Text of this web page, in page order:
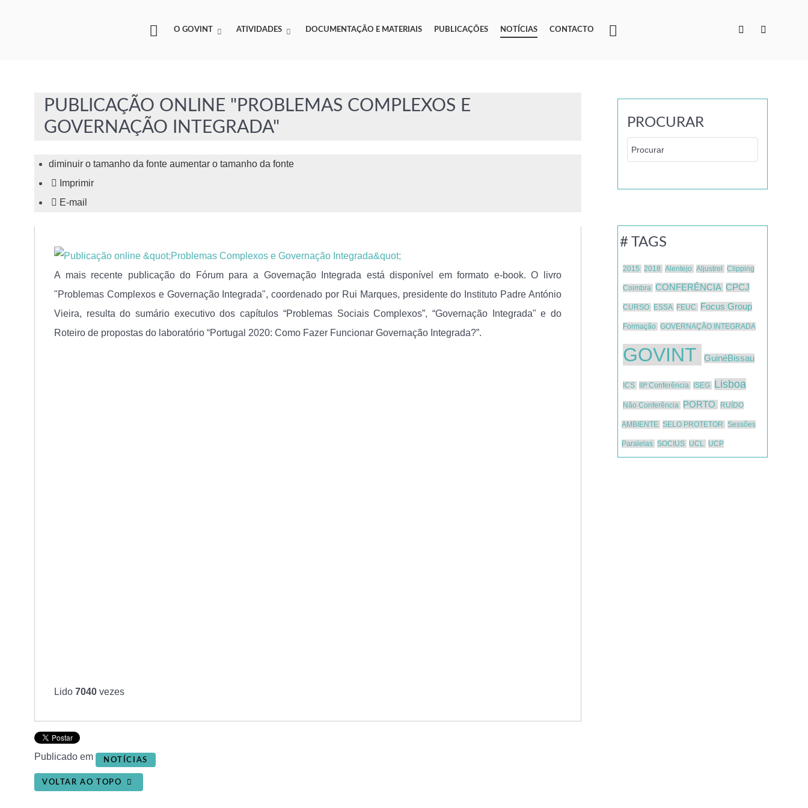
O GOVINT ATIVIDADES DOCUMENTAÇÃO E MATERIAIS PUBLICAÇÕES NOTÍCIAS CONTACTO
PUBLICAÇÃO ONLINE "PROBLEMAS COMPLEXOS E
GOVERNAÇÃO INTEGRADA"
diminuir o tamanho da fonte aumentar o tamanho da fonte
Imprimir
E-mail
A mais recente publicação do Fórum para a Governação Integrada está disponível em formato e-book. O livro
"Problemas Complexos e Governação Integrada", coordenado por Rui Marques, presidente do Instituto Padre António
Vieira, resulta do sumário executivo dos capítulos “Problemas Sociais Complexos”, “Governação Integrada" e do
Roteiro de propostas do laboratório “Portugal 2020: Como Fazer Funcionar Governação Integrada?”.
Lido 7040 vezes
Publicado em NOTÍCIAS
VOLTAR AO TOPO
PROCURAR
# TAGS
2015 2018 Alentejo Aljustrel Clipping
Coimbra CONFERÊNCIA CPCJ
CURSO ESSA FEUC Focus Group
Formação GOVERNAÇÃO INTEGRADA
GOVINT GuinéBissau
ICS IIIª Conferência ISEG Lisboa
Não Conferência PORTO RUÍDO
AMBIENTE SELO PROTETOR Sessões
Paralelas SOCIUS UCL UCP